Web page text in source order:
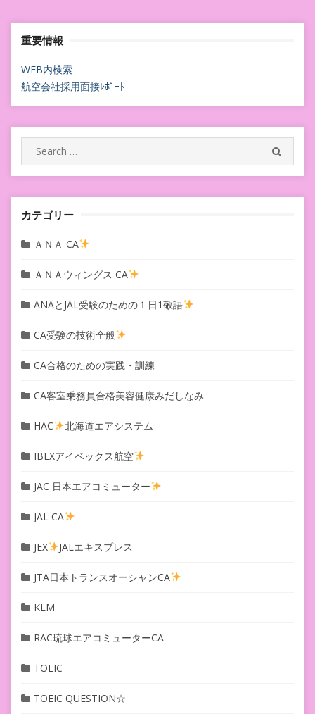
稿
ナ
ビ
ゲ
ー
シ
ョ
ン
重要情報
WEB内検索
航空会社採用面接ﾚﾎﾟｰﾄ
カテゴリー
ＡＮＡ CA
ＡＮＡウィングス CA
ANAとJAL受験のための１日1敬語
CA受験の技術全般
CA合格のための実践・訓練
CA客室乗務員合格美容健康みだしなみ
HAC 北海道エアシステム
IBEXアイベックス航空
JAC 日本エアコミューター
JAL CA
JEX JALエキスプレス
JTA日本トランスオーシャンCA
KLM
RAC琉球エアコミューターCA
TOEIC
TOEIC QUESTION☆